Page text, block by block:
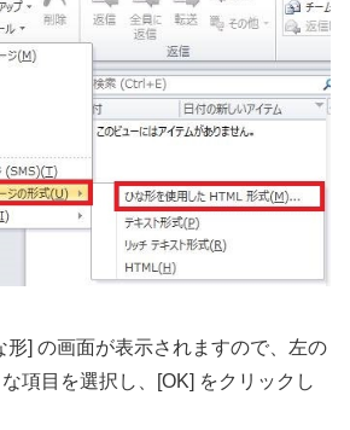
形] の画面が表示されますので、左の
項目を選択し、[OK] をクリックし